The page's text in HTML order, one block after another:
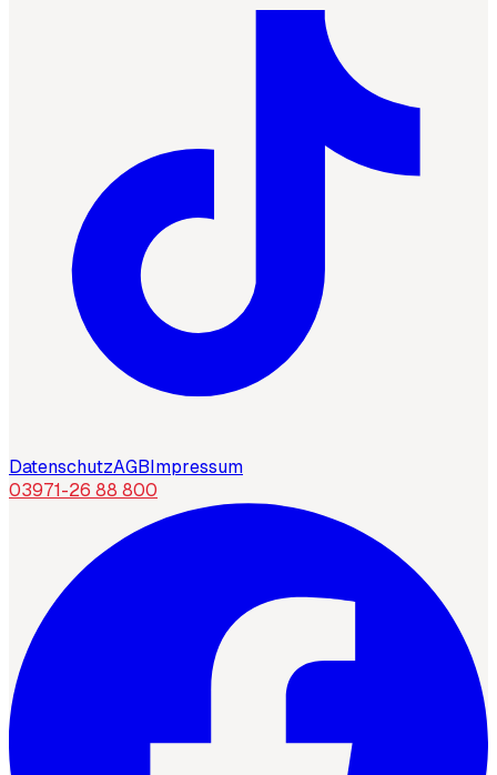
DatenschutzAGBImpressum
03971-26 88 800